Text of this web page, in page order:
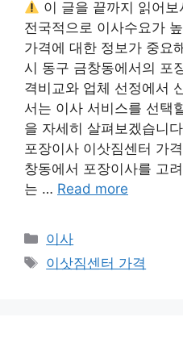
이 글을 끝까지 읽어
전국적으로 이사수요가
가격에 대한 정보가 중요
시 동구 금창동에서의 포
격비교와 업체 선정에서
서는 이사 서비스를 선택
을 자세히 살펴보겠습니
포장이사 이삿짐센터 가
창동에서 포장이사를 고
는 … Read more
Categories
이사
Tags
이삿짐센터 가격